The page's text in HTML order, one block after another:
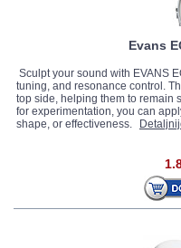
Evans
Sculpt your sound with EVANS
tuning, and resonance control.
top side, helping them to remain
for experimentation, you can
shape, or effectiveness.